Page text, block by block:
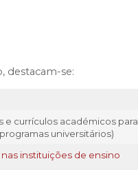
destacam-se:
e currículos académicos para
universitários)
instituições de ensino